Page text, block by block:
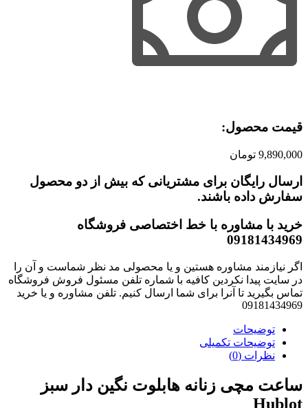
قیمت محصول:​
9,890,000 تومان
ارسال رایگان برای مشتریانی که بیش از دو محصول
سفارش داده باشند.​
خرید با مشاوره با خط اختصاصی فروشگاه
09181434969
اگر نیازمند مشاوره هستین و یا محصولی مد نظر شماست و آن را
در سایت پیدا نکردین کافیه با شماره تلفن مسئول فروش فروشگاه
تماس بگیرید تا آنرا برای شما ارسال کنیم. تلفن مشاوره و یا خرید
09181434969
توضیحات
توضیحات تکمیلی
نظرات (0)
ساعت مچی زنانه هابلوت نگین دار سبز
Hublot